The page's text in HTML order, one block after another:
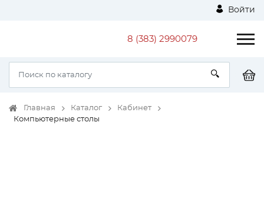
Войти
8 (383) 2990079
Главная Каталог
Кабинет
Компьютерные столы